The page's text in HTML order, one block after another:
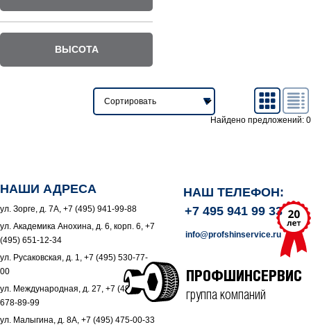
ВЫСОТА
Найдено предложений: 0
НАШИ АДРЕСА
ул. Зорге, д. 7А, +7 (495) 941-99-88
ул. Академика Анохина, д. 6, корп. 6, +7
(495) 651-12-34
ул. Русаковская, д. 1, +7 (495) 530-77-
00
ул. Международная, д. 27, +7 (495)
678-89-99
ул. Малыгина, д. 8А, +7 (495) 475-00-33
НАШ ТЕЛЕФОН:
+7 495 941 99 33
info@profshinservice.ru
ПРОФШИНСЕРВИС
группа компаний